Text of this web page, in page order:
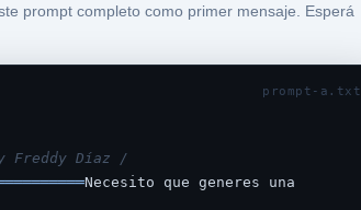
prompt completo como primer mensaje. Esperá
prompt-a.txt
Freddy Díaz /
Necesito que generes una